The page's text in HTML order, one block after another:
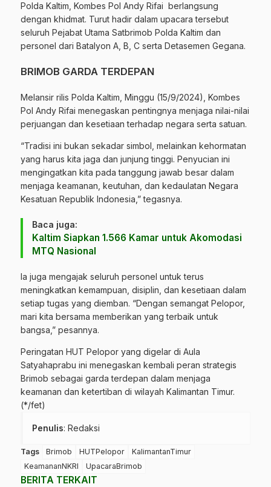
Polda Kaltim, Kombes Pol Andy Rifai berlangsung
dengan khidmat. Turut hadir dalam upacara tersebut
seluruh Pejabat Utama Satbrimob Polda Kaltim dan
personel dari Batalyon A, B, C serta Detasemen Gegana.
BRIMOB GARDA TERDEPAN
Melansir rilis Polda Kaltim, Minggu (15/9/2024), Kombes
Pol Andy Rifai menegaskan pentingnya menjaga nilai-nilai
perjuangan dan kesetiaan terhadap negara serta satuan.
“Tradisi ini bukan sekadar simbol, melainkan kehormatan
yang harus kita jaga dan junjung tinggi. Penyucian ini
mengingatkan kita pada tanggung jawab besar dalam
menjaga keamanan, keutuhan, dan kedaulatan Negara
Kesatuan Republik Indonesia,” tegasnya.
Baca juga:
Kaltim Siapkan 1.566 Kamar untuk Akomodasi
MTQ Nasional
Ia juga mengajak seluruh personel untuk terus
meningkatkan kemampuan, disiplin, dan kesetiaan dalam
setiap tugas yang diemban. “Dengan semangat Pelopor,
mari kita bersama memberikan yang terbaik untuk
bangsa,” pesannya.
Peringatan HUT Pelopor yang digelar di Aula
Satyahaprabu ini menegaskan kembali peran strategis
Brimob sebagai garda terdepan dalam menjaga
keamanan dan ketertiban di wilayah Kalimantan Timur.
(*/fet)
Penulis: Redaksi
Tags Brimob HUTPelopor
KalimantanTimur
KeamananNKRI
UpacaraBrimob
BERITA TERKAIT